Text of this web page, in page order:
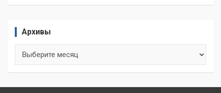
Архивы